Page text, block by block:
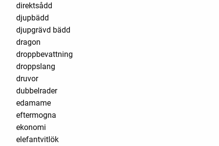
direktsådd
djupbädd
djupgrävd bädd
dragon
droppbevattning
droppslang
druvor
dubbelrader
edamame
eftermogna
ekonomi
elefantvitlök